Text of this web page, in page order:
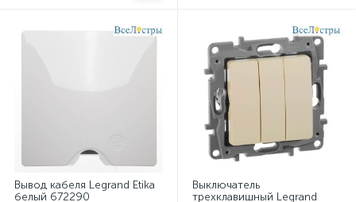
Вывод кабеля Legrand Etika
белый 672290
Выключатель
трехклавишный Legrand